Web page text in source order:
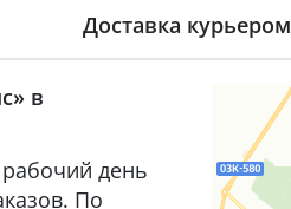
Доставка курьером
в
день
По